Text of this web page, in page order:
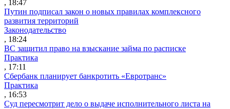
, 18:47
Путин подписал закон о новых правилах комплексного
развития территорий
Законодательство
, 18:24
ВС защитил право на взыскание займа по расписке
Практика
, 17:11
Сбербанк планирует банкротить «Евротранс»
Практика
, 16:53
Суд пересмотрит дело о выдаче исполнительного листа на